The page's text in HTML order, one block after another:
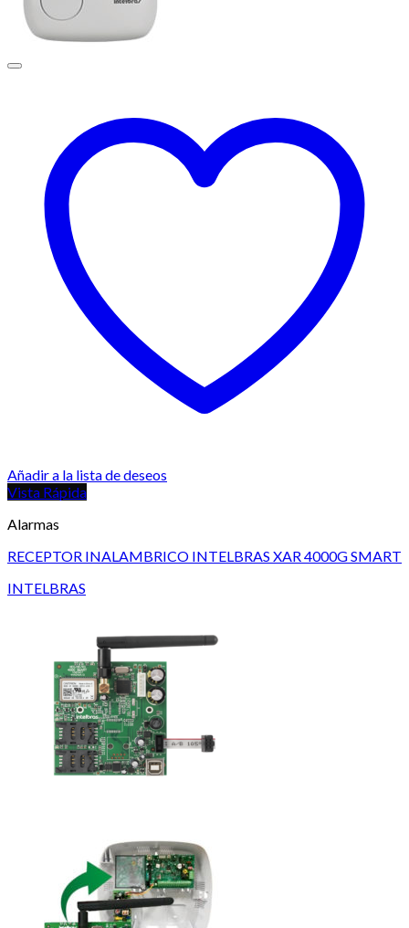
Añadir a la lista de deseos
Vista Rápida
Alarmas
RECEPTOR INALAMBRICO INTELBRAS XAR 4000G SMART
INTELBRAS